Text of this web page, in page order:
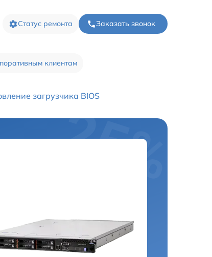
Статус ремонта Заказать звонок
клиентам
загрузчика BIOS